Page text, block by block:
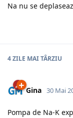
Na nu se
4 ZILE MAI TÂRZIU
Gina 30 Mai
Pompa de Na-K